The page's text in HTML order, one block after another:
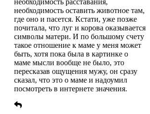
необходимость оставить животное там,
где оно и пасется. Кстати, уже позже
почитала, что луг и корова оказывается
символы матери. И по большому счету
такое отношение к маме у меня может
быть, хотя пока была в картинке о
маме мысли вообще не было, это
пересказав ощущения мужу, он сразу
сказал, что это о маме и надоумил
посмотреть в интернете значения.